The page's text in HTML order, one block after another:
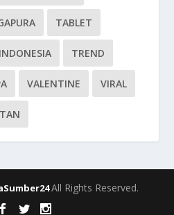
TABLET
TREND
VALENTINE VIRAL
All Rights Reserved.